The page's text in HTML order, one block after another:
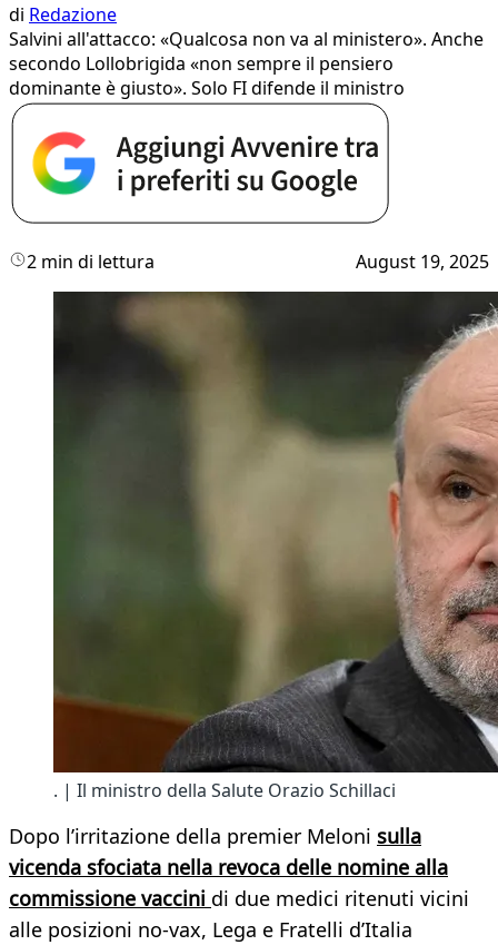
di Redazione
Salvini all'attacco: «Qualcosa non va al ministero». Anche
secondo Lollobrigida «non sempre il pensiero
dominante è giusto». Solo FI difende il ministro
2 min di lettura August 19, 2025
. | Il ministro della Salute Orazio Schillaci
Dopo l’irritazione della premier Meloni sulla
vicenda sfociata nella revoca delle nomine alla
commissione vaccini di due medici ritenuti vicini
alle posizioni no-vax, Lega e Fratelli d’Italia